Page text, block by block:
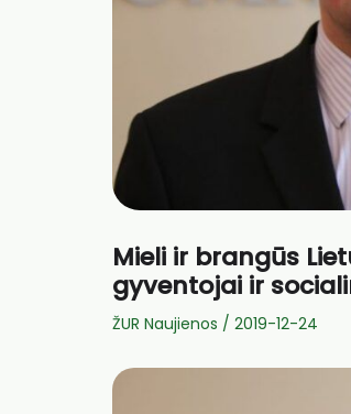
Mieli ir brangūs
gyventojai ir
ŽUR Naujienos / 2019-12-24